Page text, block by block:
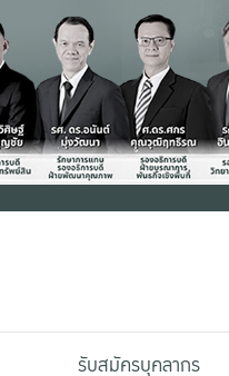
รับสมัครบุคลากร